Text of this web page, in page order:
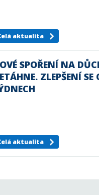
aktualita
SPOŘENÍ NA
ZLEPŠENÍ
aktualita